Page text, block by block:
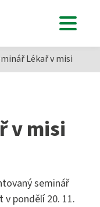
Lékař v misi
v misi
seminář
pondělí 20. 11.